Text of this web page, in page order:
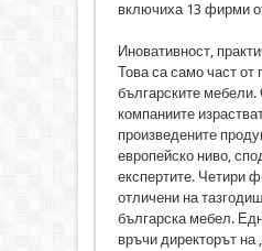
включиха 13 фирми
Иновативност,
Това са само част от
българските мебели.
компаниите
произведените
европейско ниво,
експертите. Четири
отличени на
българска мебел.
връчи директорът